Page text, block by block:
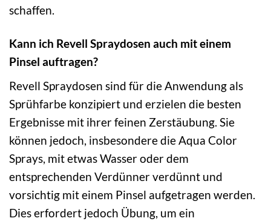
schaffen.
Kann ich Revell Spraydosen auch mit einem
Pinsel auftragen?
Revell Spraydosen sind für die Anwendung als
Sprühfarbe konzipiert und erzielen die besten
Ergebnisse mit ihrer feinen Zerstäubung. Sie
können jedoch, insbesondere die Aqua Color
Sprays, mit etwas Wasser oder dem
entsprechenden Verdünner verdünnt und
vorsichtig mit einem Pinsel aufgetragen werden.
Dies erfordert jedoch Übung, um ein